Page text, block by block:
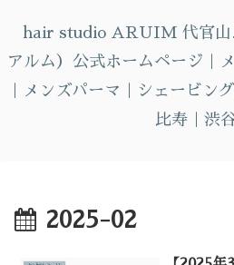
キ
hair studio ARUIM 代官山.
アルム）公式ホームページ｜
｜メンズパーマ｜シェービン
比寿｜渋
2025-02